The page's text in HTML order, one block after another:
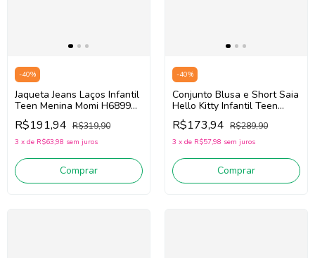
-40%
Jaqueta Jeans Laços Infantil
Teen Menina Momi H6899
(Jeans Médio)
R$191,94 R$319,90
3 x de R$63,98 sem juros
Comprar
-40%
Conjunto Blusa e Short Saia
Hello Kitty Infantil Teen
Momi H7079 (Off White
/Vinho)
R$173,94 R$289,90
3 x de R$57,98 sem juros
Comprar